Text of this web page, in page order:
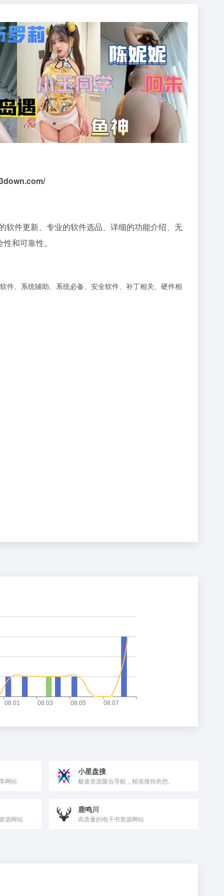
软件更新、专业的软件选品、详细的功能介绍、无
和可靠性。
件、系统辅助、系统必备、安全软件、补丁相关、硬件相
网站
小星盘搜
极速资源聚合导航，精准搜你所想。
源网站
鹿鸣川
高质量的电子书资源网站